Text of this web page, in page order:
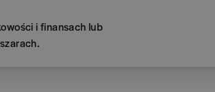
i finansach lub